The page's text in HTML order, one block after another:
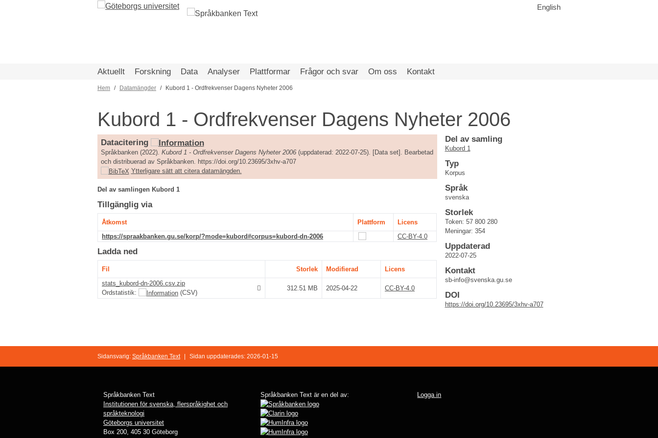
English
Aktuellt Forskning Data Analyser Plattformar Frågor och svar Om oss Kontakt
Länkstig
Hem Datamängder Kubord 1 - Ordfrekvenser Dagens Nyheter 2006
Kubord 1 - Ordfrekvenser Dagens Nyheter 2006
Datacitering
Språkbanken (2022). Kubord 1 - Ordfrekvenser Dagens Nyheter 2006(uppdaterad: 2022-07-25). [Data set]. Bearbetad
och distribuerad av Språkbanken. https://doi.org/10.23695/3xhv-a707
Ytterligare sätt att citera datamängden.
Del av samlingen Kubord 1
Tillgänglig via
Åtkomst Plattform
Licens
https://spraakbanken.gu.se/korp/?mode=kubord#corpus=kubord-dn-2006
CC-BY-4.0
Ladda ned
Fil Storlek Modifierad
Licens
stats_kubord-dn-2006.csv.zip
Ordstatistik:
(CSV)
312.51 MB 2025-04-22 CC-BY-4.0
Del av samling
Kubord 1
Typ
Korpus
Språk
svenska
Storlek
Token: 57 800 280
Meningar: 354
Uppdaterad
2022-07-25
Kontakt
sb-info@svenska.gu.se
DOI
https://doi.org/10.23695/3xhv-a707
Sidansvarig: Språkbanken Text Sidan uppdaterades: 2026-01-15
Språkbanken Text
Institutionen för svenska, flerspråkighet och
språkteknologi
Göteborgs universitet
Box 200, 405 30 Göteborg
Språkbanken Text är en del av: Logga in